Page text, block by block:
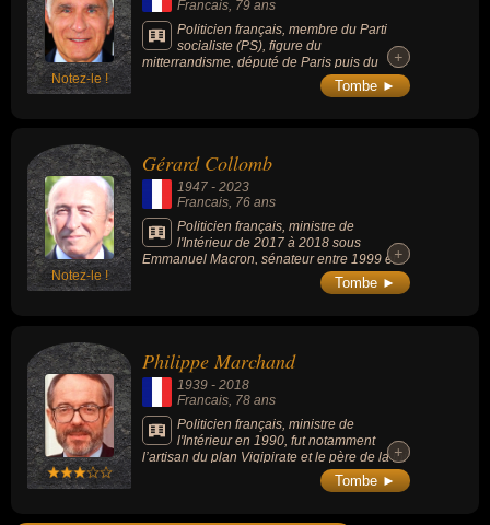
Notez-le !
Francais , 79 ans
Politicien français, membre du Parti
socialiste (PS), figure du
mitterrandisme, député de Paris puis du
Tarn, maire de Cordes-sur-Ciel, ainsi que
ministre dans plusieurs gouvernements de
+
+
Tombe ►
Notez-le !
Gérard Collomb
1947 - 2023
Francais, 76 ans
Politicien français, ministre de
l'Intérieur de 2017 à 2018 sous
Emmanuel Macron, sénateur entre 1999 et
2017 et maire de Lyon de 2001 à 2017 et de
+
+
Tombe ►
Philippe Marchand
1939 - 2018
Francais , 78 ans
Politicien français, ministre de
l'Intérieur en 1990, fut notamment
l’artisan du plan Vigipirate et le père de la loi
+
+
Tombe ►